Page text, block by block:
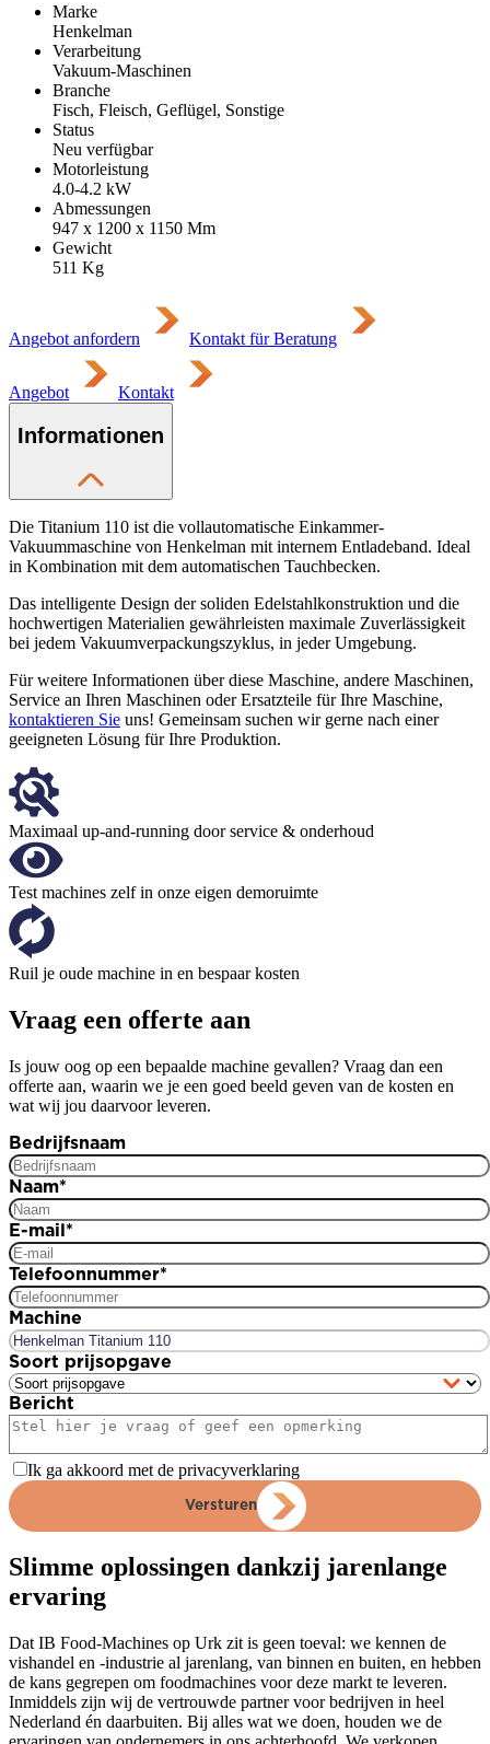
Marke
Henkelman
Verarbeitung
Vakuum-Maschinen
Branche
Fisch, Fleisch, Geflügel, Sonstige
Status
Neu verfügbar
Motorleistung
4.0-4.2 kW
Abmessungen
947 x 1200 x 1150 Mm
Gewicht
511 Kg
Angebot anfordern Kontakt für Beratung
Angebot Kontakt
Informationen
Die Titanium 110 ist die vollautomatische Einkammer-
Vakuummaschine von Henkelman mit internem Entladeband. Ideal
in Kombination mit dem automatischen Tauchbecken.
Das intelligente Design der soliden Edelstahlkonstruktion und die
hochwertigen Materialien gewährleisten maximale Zuverlässigkeit
bei jedem Vakuumverpackungszyklus, in jeder Umgebung.
Für weitere Informationen über diese Maschine, andere Maschinen,
Service an Ihren Maschinen oder Ersatzteile für Ihre Maschine,
kontaktieren Sie uns! Gemeinsam suchen wir gerne nach einer
geeigneten Lösung für Ihre Produktion.
Maximaal up-and-running door service & onderhoud
Test machines zelf in onze eigen demoruimte
Ruil je oude machine in en bespaar kosten
Vraag een offerte aan
Is jouw oog op een bepaalde machine gevallen? Vraag dan een
offerte aan, waarin we je een goed beeld geven van de kosten en
wat wij jou daarvoor leveren.
Bedrijfsnaam
Naam*
E-mail*
Telefoonnummer*
Machine
Soort prijsopgave
Bericht
Ik ga akkoord met de privacyverklaring
Versturen
Slimme oplossingen dankzij jarenlange
ervaring
Dat IB Food-Machines op Urk zit is geen toeval: we kennen de
vishandel en -industrie al jarenlang, van binnen en buiten, en hebben
de kans gegrepen om foodmachines voor deze markt te leveren.
Inmiddels zijn wij de vertrouwde partner voor bedrijven in heel
Nederland én daarbuiten. Bij alles wat we doen, houden we de